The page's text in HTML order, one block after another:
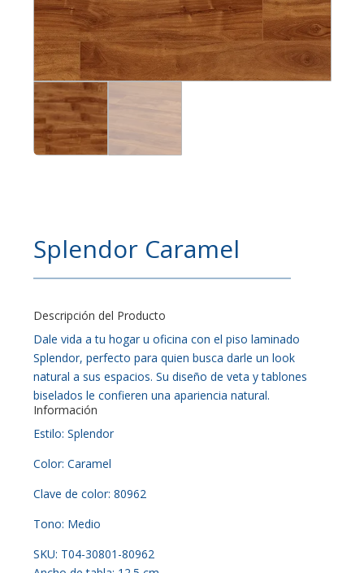
Splendor Caramel
Descripción del Producto
Dale vida a tu hogar u oficina con el piso laminado
Splendor, perfecto para quien busca darle un look
natural a sus espacios. Su diseño de veta y tablones
biselados le confieren una apariencia natural.
Información
Estilo: Splendor
Color: Caramel
Clave de color: 80962
Tono: Medio
SKU: T04-30801-80962